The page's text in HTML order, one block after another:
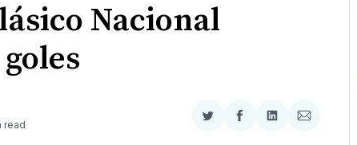
Nacional
read
CompartirCompartir
CompartirCompartir